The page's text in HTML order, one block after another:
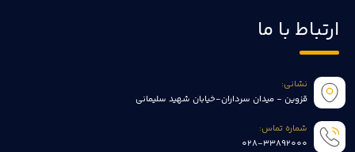
ارتباط با ما
نشانی:
قزوین - میدان سرداران-خیابان شهید سلیمانی
شماره تماس:
028-33892000